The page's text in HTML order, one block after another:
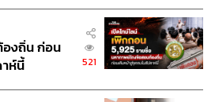
งถิ่น ก่อน
ห์นี้
521